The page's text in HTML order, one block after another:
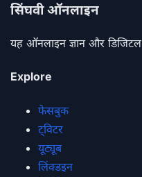
सिंघवी ऑनलाइन
यह ऑनलाइन ज्ञान और डिजिटल
Explore
फेसबुक
ट्विटर
यूट्यूब
लिंक्डइन